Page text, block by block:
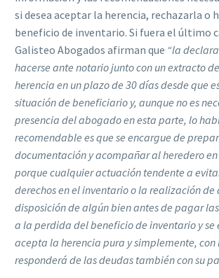
si desea aceptar la herencia, rechazarla o
beneficio de inventario. Si fuera el último
Galisteo Abogados afirman que “la
hacerse ante notario junto con un extracto
herencia en un plazo de 30 días desde que
situación de beneficiario y, aunque no es
presencia del abogado en esta parte, lo
recomendable es que se encargue de
documentación y acompañar al heredero
porque cualquier actuación tendente a
derechos en el inventario o la realización de
disposición de algún bien antes de pagar
a la perdida del beneficio de inventario y se
acepta la herencia pura y simplemente, con
responderá de las deudas también con su